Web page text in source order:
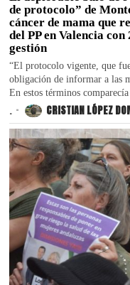
de protocolo” de
cáncer de mama que
del PP en Valencia
gestión
“El protocolo vigente, que
obligación de informar a las
En estos términos
. CRISTIAN LÓPEZ